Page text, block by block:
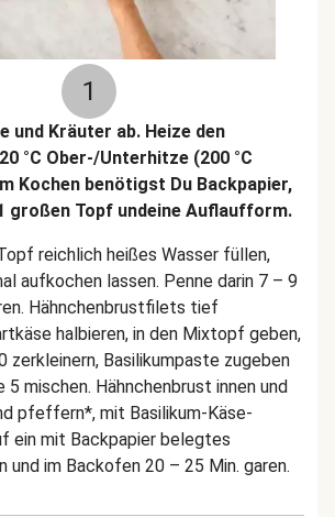
1
und Kräuter ab. Heize den
°C Ober-/Unterhitze (200 °C
Kochen benötigst Du Backpapier,
großen Topf undeine Auflaufform.
reichlich heißes Wasser füllen,
aufkochen lassen. Penne darin 7 – 9
Hähnchenbrustfilets tief
halbieren, in den Mixtopf geben,
zerkleinern, Basilikumpaste zugeben
mischen. Hähnchenbrust innen und
pfeffern*, mit Basilikum-Käse-
ein mit Backpapier belegtes
und im Backofen 20 – 25 Min. garen.